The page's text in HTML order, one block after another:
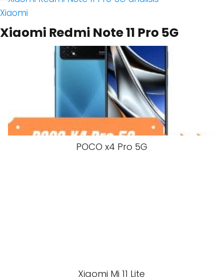
Xiaomi
Xiaomi Redmi Note 11 Pro 5G
POCO x4 Pro 5G
Xiaomi Mi 11 Lite